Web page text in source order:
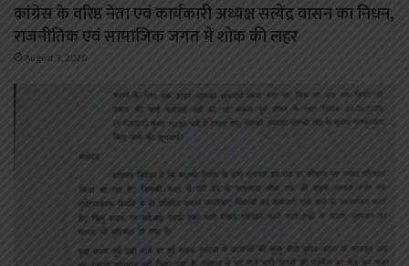
कांग्रेस के वरिष्ठ नेता एवं कार्यकारी अध्यक्ष सत्येंद्र वासन का निधन,
राजनीतिक एवं सामाजिक जगत में शोक की लहर
August 3, 2026